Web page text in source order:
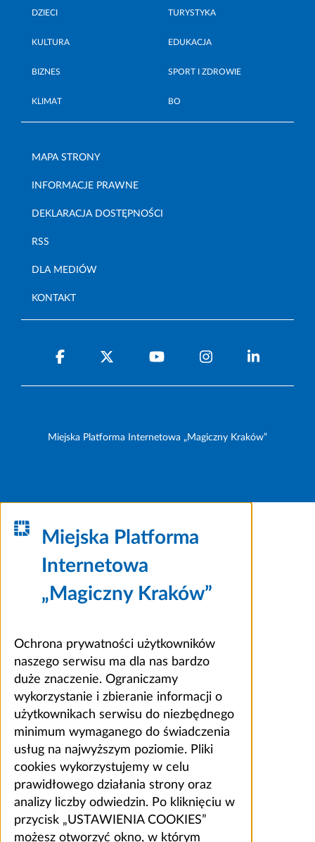
DZIECI TURYSTYKA
KULTURA EDUKACJA
BIZNES SPORT I ZDROWIE
KLIMAT BO
MAPA STRONY
INFORMACJE PRAWNE
DEKLARACJA DOSTĘPNOŚCI
RSS
DLA MEDIÓW
KONTAKT
Miejska Platforma Internetowa „Magiczny Kraków”
Miejska Platforma
Internetowa
„Magiczny Kraków”
Ochrona prywatności użytkowników
naszego serwisu ma dla nas bardzo
duże znaczenie. Ograniczamy
wykorzystanie i zbieranie informacji o
użytkownikach serwisu do niezbędnego
minimum wymaganego do świadczenia
usług na najwyższym poziomie. Pliki
cookies wykorzystujemy w celu
prawidłowego działania strony oraz
analizy liczby odwiedzin. Po kliknięciu w
przycisk „USTAWIENIA COOKIES”
możesz otworzyć okno, w którym